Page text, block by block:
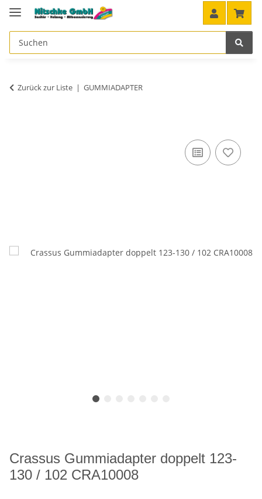
Zurück zur Liste GUMMIADAPTER
Crassus Gummiadapter doppelt 123-
130 / 102 CRA10008